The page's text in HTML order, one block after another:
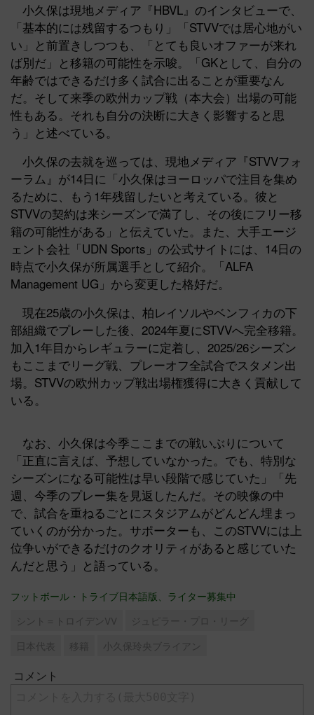
小久保は現地メディア『HBVL』のインタビューで、
「基本的には残留するつもり」「STVVでは居心地がい
い」と前置きしつつも、「とても良いオファーが来れ
ば別だ」と移籍の可能性を示唆。「GKとして、自分の
年齢ではできるだけ多く試合に出ることが重要なん
だ。そして来季の欧州カップ戦（本大会）出場の可能
性もある。それも自分の決断に大きく影響すると思
う」と述べている。
小久保の去就を巡っては、現地メディア『STVVフォ
ーラム』が14日に「小久保はヨーロッパで注目を集め
るために、もう1年残留したいと考えている。彼と
STVVの契約は来シーズンで満了し、その後にフリー移
籍の可能性がある」と伝えていた。また、大手エージ
ェント会社「UDN Sports」の公式サイトには、14日の
時点で小久保が所属選手として紹介。「ALFA
Management UG」から変更した格好だ。
現在25歳の小久保は、柏レイソルやベンフィカの下
部組織でプレーした後、2024年夏にSTVVへ完全移籍。
加入1年目からレギュラーに定着し、2025/26シーズン
もここまでリーグ戦、プレーオフ全試合でスタメン出
場。STVVの欧州カップ戦出場権獲得に大きく貢献して
いる。
なお、小久保は今季ここまでの戦いぶりについて
「正直に言えば、予想していなかった。でも、特別な
シーズンになる可能性は早い段階で感じていた」「先
週、今季のプレー集を見返したんだ。その映像の中
で、試合を重ねるごとにスタジアムがどんどん埋まっ
ていくのが分かった。サポーターも、このSTVVには上
位争いができるだけのクオリティがあると感じていた
んだと思う」と語っている。
フットボール・トライブ日本語版、ライター募集中
シント＝トロイデンVV
ジュピラー・プロ・リーグ
日本代表
移籍 小久保玲央ブライアン